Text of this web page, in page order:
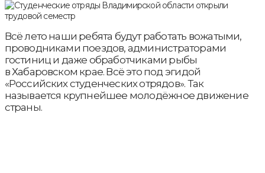
Всё лето наши ребята будут работать вожатыми,
проводниками поездов, администраторами
гостиниц и даже обработчиками рыбы
в Хабаровском крае. Всё это под эгидой
«Российских студенческих отрядов». Так
называется крупнейшее молодёжное движение
страны.